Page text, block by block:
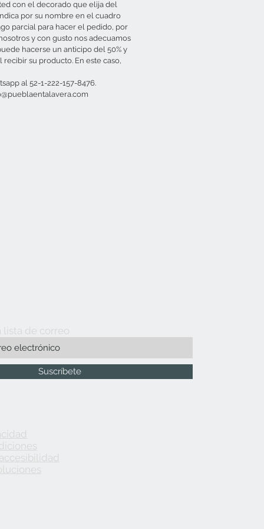
con el decorado que elija del
por su nombre en el cuadro
parcial para hacer el pedido, por
y con gusto nos adecuamos
hacerse un anticipo del 50% y
su producto. En este caso,
al 52-1-222-157-8476.
lista de correo
Suscríbete